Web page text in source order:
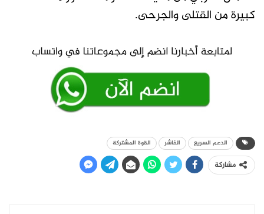
كبيرة من القتلى والجرحى.
الدعم السريع الفاشر القوة المشتركة
مشاركة